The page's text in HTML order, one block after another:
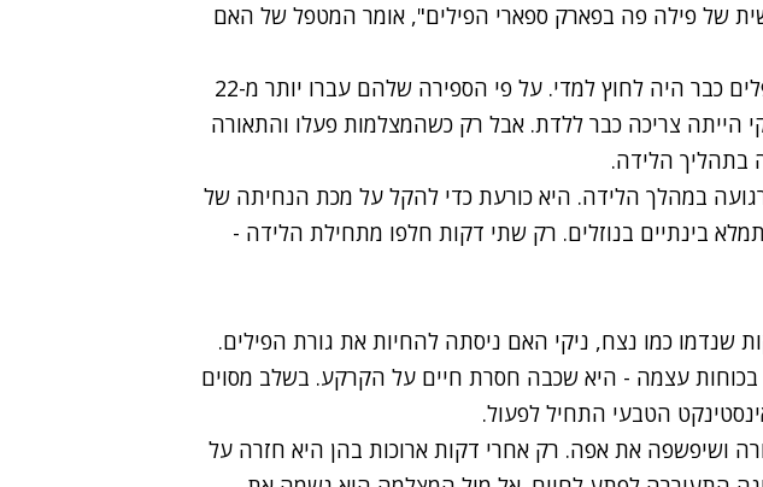
של פילה פה בפארק ספארי הפילים", אומר המטפל של האם
בתחילת ספטמבר, צוות המטפלים כבר היה לחוץ למדי. על פי הספירה שלהם עברו יותר מ-22
הייתה צריכה כבר ללדת. אבל רק כשהמצלמות פעלו והתאורה
בתהליך הלידה.
רגועה במהלך הלידה. היא כורעת כדי להקל על מכת הנחיתה של
בינתיים בנוזלים. רק שתי דקות חלפו מתחילת הלידה -
שנדמו כמו נצח, ניקי האם ניסתה להחיות את גורת הפילים.
עצמה - היא שכבה חסרת חיים על הקרקע. בשלב מסוים
הטבעי התחיל לפעול.
ושיפשפה את אפה. רק אחרי דקות ארוכות בהן היא חזרה על